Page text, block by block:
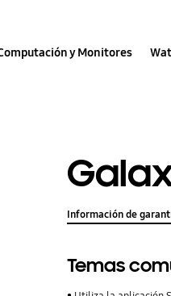
y Monitores
Información de
Temas